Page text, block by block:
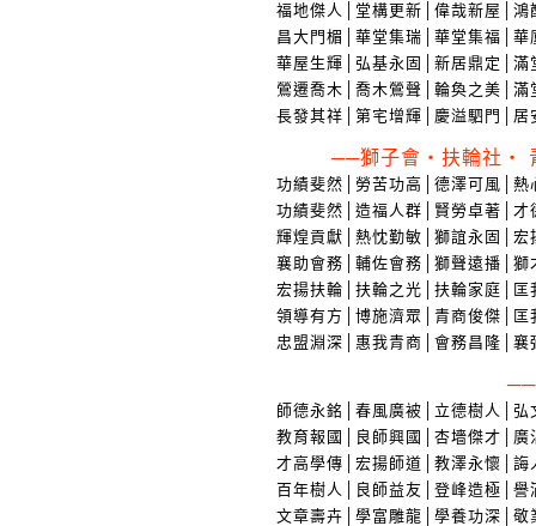
福地傑人│堂構更新│偉哉新屋│
昌大門楣│華堂集瑞│華堂集福│
華屋生輝│弘基永固│新居鼎定│
鶯遷喬木│喬木鶯聲│輪奐之美│
長發其祥│第宅增輝│慶溢駟門│
──獅子會‧扶輪社‧
功績斐然│勞苦功高│德澤可風│
功績斐然│造福人群│賢勞卓著│
輝煌貢獻│熱忱勤敏│獅誼永固│
襄助會務│輔佐會務│獅聲遠播│
宏揚扶輪│扶輪之光│扶輪家庭│
領導有方│博施濟眾│青商俊傑│
忠盟淵深│惠我青商│會務昌隆│
師德永銘│春風廣被│立德樹人│
教育報國│良師興國│杏墻傑才│
才高學傳│宏揚師道│教澤永懷│
百年樹人│良師益友│登峰造極│
文章壽卉│學富雕龍│學養功深│